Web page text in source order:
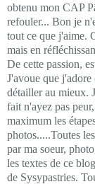
obtenu mon CAP
refouler... Bon je
tout ce que j'aime.
mais en
De cette passion,
J'avoue que
détailler au mieux.
fait n'ayez pas
maximum les
photos.....Toutes
par ma soeur,
les textes de ce
de Sysypastries.